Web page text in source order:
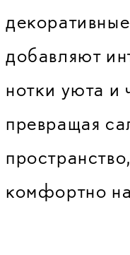
добавляют
нотки уюта и
превращая
комфортно